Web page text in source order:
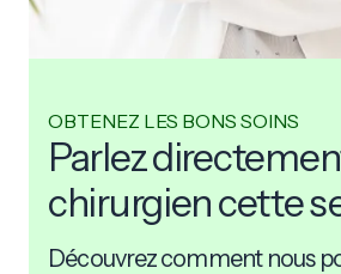
OBTENEZ LES BONS SOINS
Parlez
chirurgien cette
Découvrez comment nous